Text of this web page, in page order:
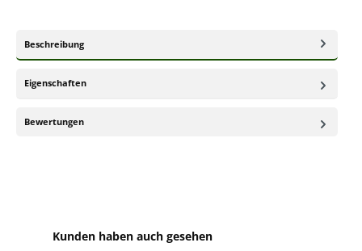
Beschreibung
Eigenschaften
Bewertungen
Produktgalerie überspringen
Kunden haben auch gesehen